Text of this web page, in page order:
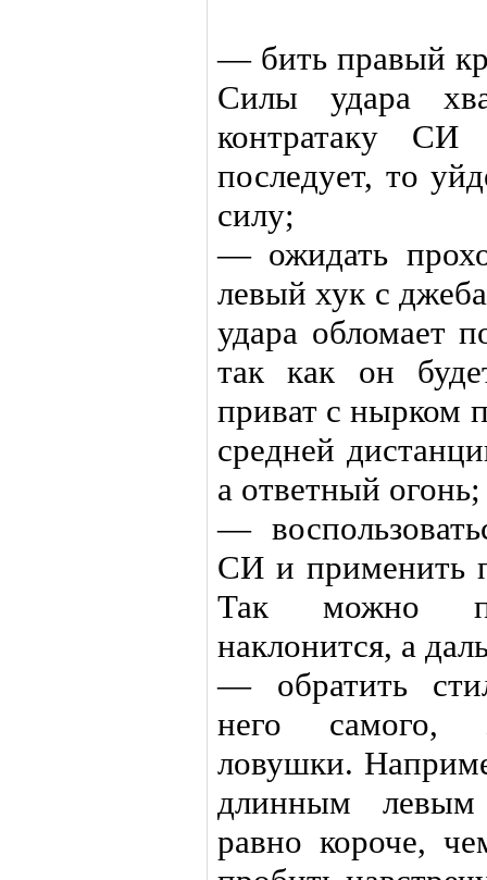
— бить правый
Силы удара
контратаку
последует, то
силу;
— ожидать
левый хук с
удара обломает
так как он
приват с нырком
средней
а ответный огонь;
—
СИ и применить
Так можно
наклонится, а
— обратить
него самого,
ловушки.
длинным
равно короче,